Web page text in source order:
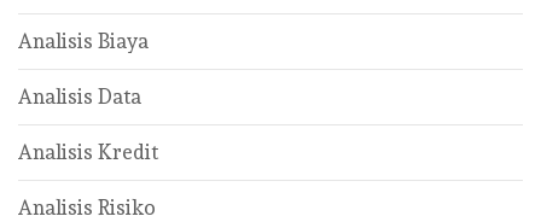
Analisis Biaya
Analisis Data
Analisis Kredit
Analisis Risiko